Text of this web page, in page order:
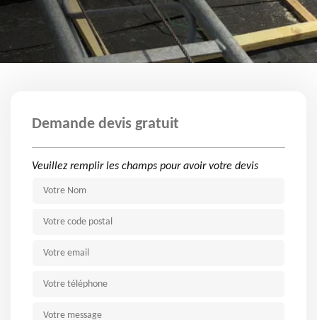
Demande devis gratuit
Veuillez remplir les champs pour avoir votre devis